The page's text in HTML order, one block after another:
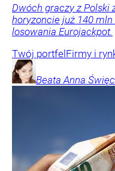
Dwóch graczy z Polski
horyzoncie już 140
losowania Eurojackpot.
Twój portfel Firmy i
Beata Anna